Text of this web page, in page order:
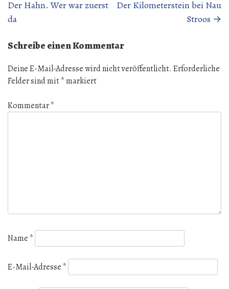
Der Hahn. Wer war zuerst
da
Der Kilometerstein bei Nau
Stroos →
Schreibe einen Kommentar
Deine E-Mail-Adresse wird nicht veröffentlicht. Erforderliche
Felder sind mit* markiert
Kommentar*
Name *
E-Mail-Adresse *